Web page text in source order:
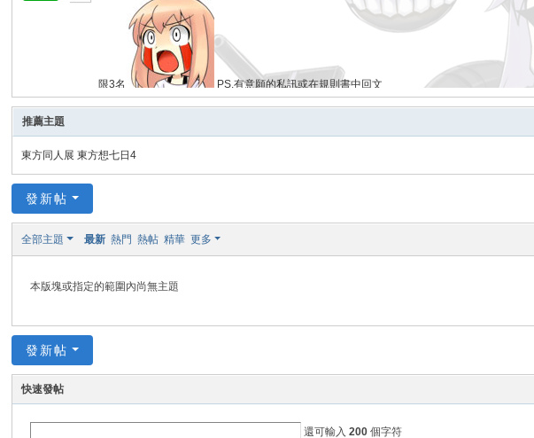
限3名 PS.有意願的私訊或在規則書中回文
全站 天封雷將說:沒想到遭遇許多狀況後我還活著且公會也還存在... DC前個帳號莫名被封鎖 現
全站 a0000778
全站
全站 天封雷將說:奮戰好久終於能如期的發佈了...真的是很對不起各位勇者們...
全站 天封雷將說:試了一陣子了實在找不到怎麼把3.2改成3.3能用的方法...脫節太久了這次確實對
最近很忙都沒空上來耍廢，假如有問題可以直接PM我~(･_･;
推薦主題
東方同人展 東方想七日4
發新帖
全部主題 最新 熱門 熱帖 精華 更多
本版塊或指定的範圍內尚無主題
發新帖
快速發帖
還可輸入200 個字符